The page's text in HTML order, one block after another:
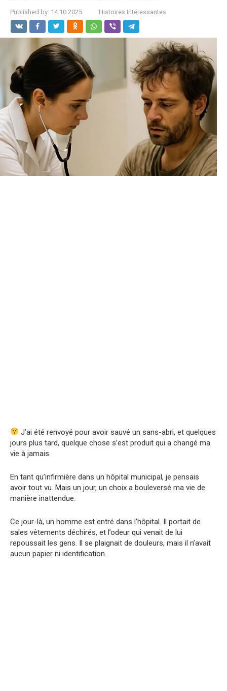
Published by: 14.10.2025 Histoires Intéressantes
J’ai été renvoyé pour avoir sauvé un sans-abri, et quelques
jours plus tard, quelque chose s’est produit qui a changé ma
vie à jamais.
En tant qu’infirmière dans un hôpital municipal, je pensais
avoir tout vu. Mais un jour, un choix a bouleversé ma vie de
manière inattendue.
Ce jour-là, un homme est entré dans l’hôpital. Il portait de
sales vêtements déchirés, et l’odeur qui venait de lui
repoussait les gens. Il se plaignait de douleurs, mais il n’avait
aucun papier ni identification.